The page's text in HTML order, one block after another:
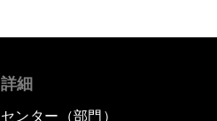
詳細
センター（部門）